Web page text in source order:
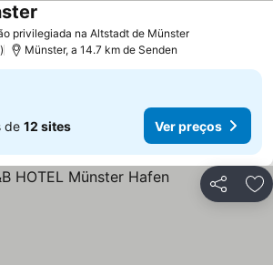
privilegiada na Altstadt de Münster
Münster, a 14.7 km de Senden
de 12 sites Ver preços
Partilhar